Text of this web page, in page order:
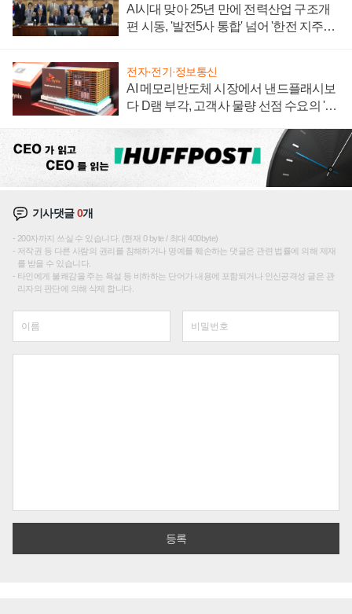
AI시대 맞아 25년 만에 전력산업 구조개
편 시동, '발전5사 통합' 넘어 '한전 지주사'
전자·전기·정보통신
AI 메모리반도체 시장에서 낸드플래시보
다 D램 부각, 고객사 물량 선점 수요의 '우
기사댓글0개
200자까지 쓰실 수 있습니다. (현재 0 byte / 최대 400byte)
저작권 등 다른 사람의 권리를 침해하거나 명예를 훼손하는 댓글은 관련 법률에 의해 제재
를 받을 수 있습니다.
타인에게 불쾌감을 주는 욕설 등 비하하는 단어가 내용에 포함되거나 인신공격성 글은 관
리자의 판단에 의해 삭제 합니다.